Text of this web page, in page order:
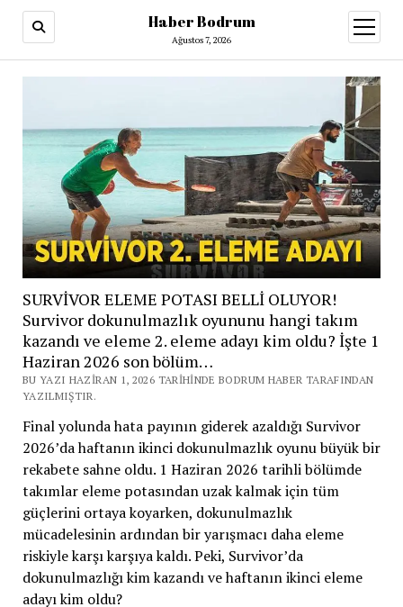
Haber Bodrum
Ağustos 7, 2026
aç
SURVİVOR ELEME POTASI BELLİ OLUYOR!
Survivor dokunulmazlık oyununu hangi takım
kazandı ve eleme 2. eleme adayı kim oldu? İşte 1
Haziran 2026 son bölüm…
BU YAZI HAZIRAN 1, 2026 TARIHINDE BODRUM HABER TARAFINDAN
YAZILMIŞTIR.
Final yolunda hata payının giderek azaldığı Survivor
2026’da haftanın ikinci dokunulmazlık oyunu büyük bir
rekabete sahne oldu. 1 Haziran 2026 tarihli bölümde
takımlar eleme potasından uzak kalmak için tüm
güçlerini ortaya koyarken, dokunulmazlık
mücadelesinin ardından bir yarışmacı daha eleme
riskiyle karşı karşıya kaldı. Peki, Survivor’da
dokunulmazlığı kim kazandı ve haftanın ikinci eleme
adayı kim oldu?